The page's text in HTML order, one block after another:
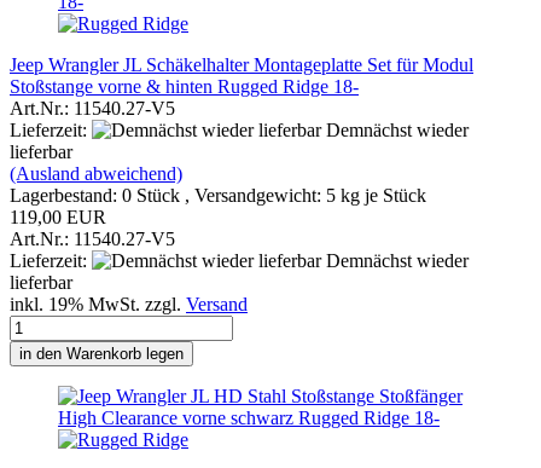
Jeep Wrangler JL Schäkelhalter Montageplatte Set für Modul
Stoßstange vorne & hinten Rugged Ridge 18-
Art.Nr.: 11540.27-V5
Lieferzeit:
Demnächst wieder
lieferbar
(Ausland abweichend)
Lagerbestand: 0 Stück , Versandgewicht: 5 kg je Stück
119,00 EUR
Art.Nr.: 11540.27-V5
Lieferzeit:
Demnächst wieder
lieferbar
inkl. 19% MwSt. zzgl. Versand
in den Warenkorb legen